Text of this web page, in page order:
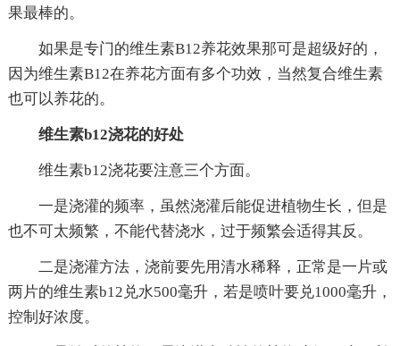
果最棒的。
如果是专门的维生素B12养花效果那可是超级好的，
因为维生素B12在养花方面有多个功效，当然复合维生素
也可以养花的。
维生素b12浇花的好处
维生素b12浇花要注意三个方面。
一是浇灌的频率，虽然浇灌后能促进植物生长，但是
也不可太频繁，不能代替浇水，过于频繁会适得其反。
二是浇灌方法，浇前要先用清水稀释，正常是一片或
两片的维生素b12兑水500毫升，若是喷叶要兑1000毫升，
控制好浓度。